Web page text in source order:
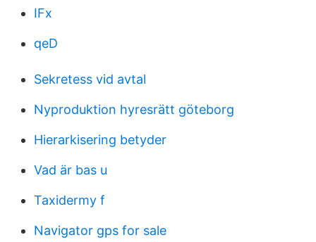
IFx
qeD
Sekretess vid avtal
Nyproduktion hyresrätt göteborg
Hierarkisering betyder
Vad är bas u
Taxidermy f
Navigator gps for sale